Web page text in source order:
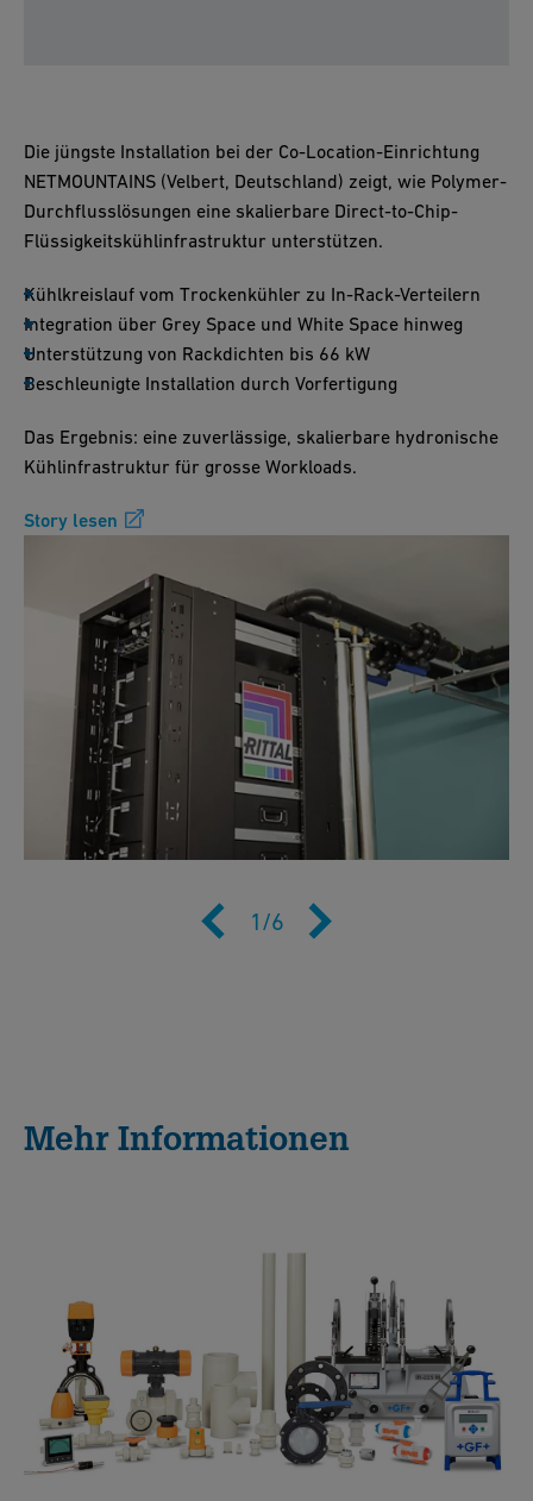
Die jüngste Installation bei der Co-Location-Einrichtung
NETMOUNTAINS (Velbert, Deutschland) zeigt, wie Polymer-
Durchflusslösungen eine skalierbare Direct-to-Chip-
Flüssigkeitskühlinfrastruktur unterstützen.
Kühlkreislauf vom Trockenkühler zu In-Rack-Verteilern
Integration über Grey Space und White Space hinweg
Unterstützung von Rackdichten bis 66 kW
Beschleunigte Installation durch Vorfertigung
Das Ergebnis: eine zuverlässige, skalierbare hydronische
Kühlinfrastruktur für grosse Workloads.
Story lesen
1/6
Mehr Informationen